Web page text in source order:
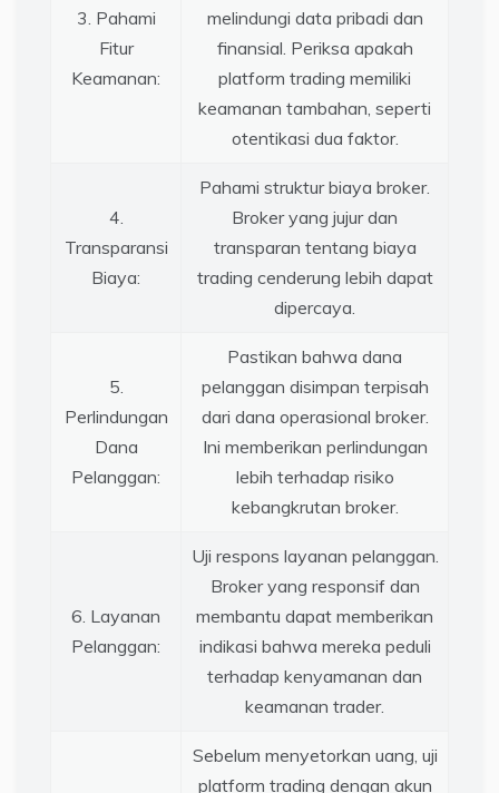
3. Pahami
Fitur
Keamanan:
melindungi data pribadi dan
finansial. Periksa apakah
platform trading memiliki
keamanan tambahan, seperti
otentikasi dua faktor.
4.
Transparansi
Biaya:
Pahami struktur biaya broker.
Broker yang jujur dan
transparan tentang biaya
trading cenderung lebih dapat
dipercaya.
5.
Perlindungan
Dana
Pelanggan:
Pastikan bahwa dana
pelanggan disimpan terpisah
dari dana operasional broker.
Ini memberikan perlindungan
lebih terhadap risiko
kebangkrutan broker.
6. Layanan
Pelanggan:
Uji respons layanan pelanggan.
Broker yang responsif dan
membantu dapat memberikan
indikasi bahwa mereka peduli
terhadap kenyamanan dan
keamanan trader.
Sebelum menyetorkan uang, uji
platform trading dengan akun